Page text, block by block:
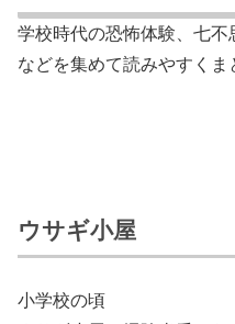
学校時代の恐怖体験、七
などを集めて読みやすくま
ウサギ小屋
小学校の頃